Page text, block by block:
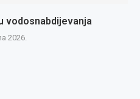
vodosnabdijevanja
2026.